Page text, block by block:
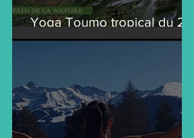
Yoga Toumo tropical du 23
au 30 Octobre 2023